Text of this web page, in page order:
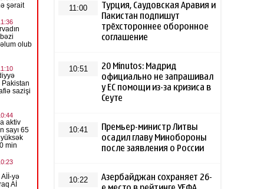
11:00
Турция, Саудовская Аравия и
Пакистан подпишут
трёхстороннее оборонное
соглашение
10:51
20 Minutos: Мадрид
официально не запрашивал
у ЕС помощи из-за кризиса в
Сеуте
10:41
Премьер-министр Литвы
осадил главу Минобороны
после заявления о России
10:22
Азербайджан сохраняет 26-